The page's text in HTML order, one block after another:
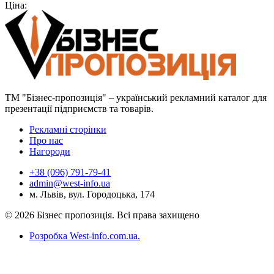
навісного обладнання
Ціна:
ТМ "Бізнес-пропозиція" – український рекламний каталог для
презентації підприємств та товарів.
Рекламні сторінки
Про нас
Нагороди
+38 (096) 791-79-41
admin@west-info.ua
м. Львів, вул. Городоцька, 174
© 2026 Бізнес пропозиція. Всі права захищено
Розробка West-info.com.ua.